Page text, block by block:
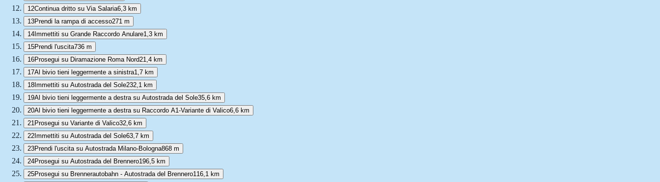
12Continua dritto su Via Salaria6,3 km
13Prendi la rampa di accesso271 m
14Immettiti su Grande Raccordo Anulare1,3 km
15Prendi l'uscita736 m
16Prosegui su Diramazione Roma Nord21,4 km
17Al bivio tieni leggermente a sinistra1,7 km
18Immettiti su Autostrada del Sole232,1 km
19Al bivio tieni leggermente a destra su Autostrada del Sole35,6 km
20Al bivio tieni leggermente a destra su Raccordo A1-Variante di Valico6,6 km
21 Prosegui su Variante di Valico32,6 km
22Immettiti su Autostrada del Sole63,7 km
23Prendi l'uscita su Autostrada Milano-Bologna868 m
24Prosegui su Autostrada del Brennero196,5 km
25Prosegui su Brennerautobahn - Autostrada del Brennero116,1 km